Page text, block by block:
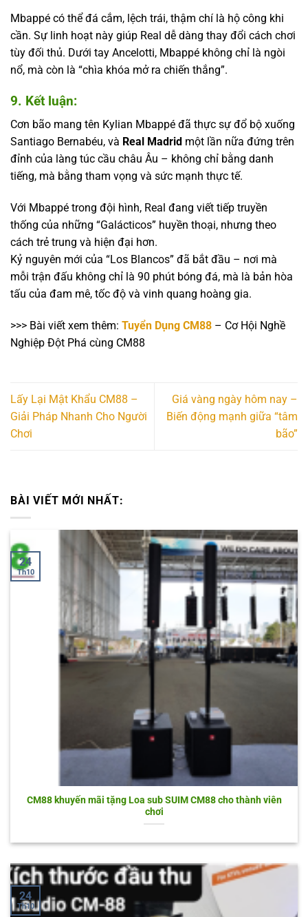
Mbappé có thể đá cắm, lệch trái, thậm chí là hộ công khi
cần. Sự linh hoạt này giúp Real dễ dàng thay đổi cách chơi
tùy đối thủ. Dưới tay Ancelotti, Mbappé không chỉ là ngòi
nổ, mà còn là “chìa khóa mở ra chiến thắng”.
9. Kết luận:
Cơn bão mang tên Kylian Mbappé đã thực sự đổ bộ xuống
Santiago Bernabéu, và Real Madrid một lần nữa đứng trên
đỉnh của làng túc cầu châu Âu – không chỉ bằng danh
tiếng, mà bằng tham vọng và sức mạnh thực tế.
Với Mbappé trong đội hình, Real đang viết tiếp truyền
thống của những “Galácticos” huyền thoại, nhưng theo
cách trẻ trung và hiện đại hơn.
Kỷ nguyên mới của “Los Blancos” đã bắt đầu – nơi mà
mỗi trận đấu không chỉ là 90 phút bóng đá, mà là bản hòa
tấu của đam mê, tốc độ và vinh quang hoàng gia.
>>> Bài viết xem thêm: Tuyển Dụng CM88 – Cơ Hội Nghề
Nghiệp Đột Phá cùng CM88
Lấy Lại Mật Khẩu CM88 –
Giải Pháp Nhanh Cho Người
Chơi
Giá vàng ngày hôm nay –
Biến động mạnh giữa “tâm
bão”
BÀI VIẾT MỚI NHẤT:
CM88 khuyến mãi tặng Loa sub SUIM CM88 cho thành viên
chơi
24
Th10
24
Th10